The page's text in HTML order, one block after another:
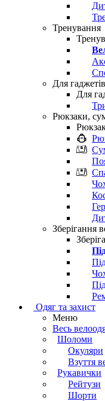
Тренування
Для гаджетів
Для
Рюкзаки,
Зберігання
Одяг та захист
Меню
Весь
Шоломи
Окуляри
Взуття
Рукавички
Рейтузи
Шорти